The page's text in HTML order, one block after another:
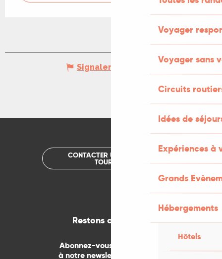
Voyager
Voyager sans
Circuits
Idées de
Expériences à
Grands
Hébergements
Hôtels
Signaler une erreur
CONTACTER UN OFFICE DE
TOURISME
Restons connectés
Abonnez-vous gratuitement
à notre newsletter mensuelle